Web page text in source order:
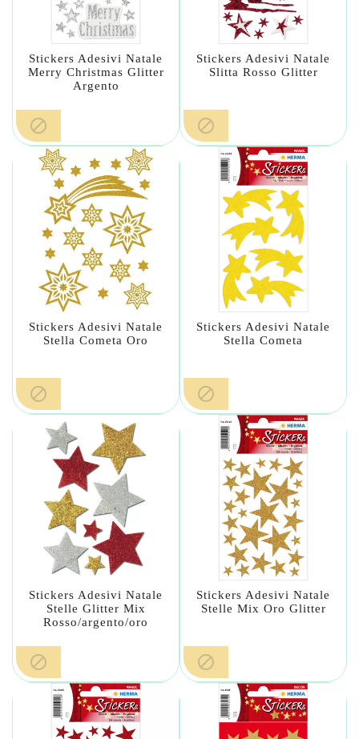
Stickers Adesivi Natale
Merry Christmas Glitter
Argento

Stickers Adesivi Natale
Slitta Rosso Glitter

Stickers Adesivi Natale
Stella Cometa Oro

Stickers Adesivi Natale
Stella Cometa

Stickers Adesivi Natale
Stelle Glitter Mix
Rosso/argento/oro

Stickers Adesivi Natale
Stelle Mix Oro Glitter
